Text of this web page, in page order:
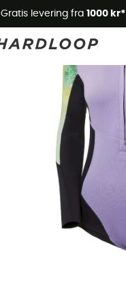
Gratis levering fra 1000 kr*